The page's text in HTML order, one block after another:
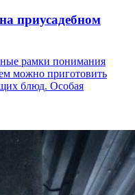
приусадебном
рамки понимания
можно приготовить
блюд. Особая